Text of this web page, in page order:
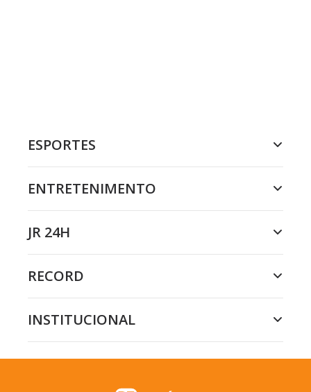
ESPORTES
ENTRETENIMENTO
JR 24H
RECORD
INSTITUCIONAL